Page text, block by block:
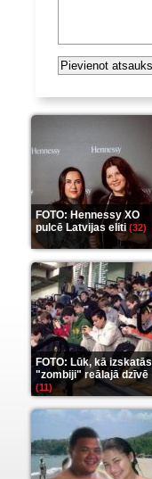
FOTO: Hennessy XO
pulcē Latvijas eliti(32)
FOTO: Lūk, kā izskatās
"zombiji" reālajā dzīvē
(11)